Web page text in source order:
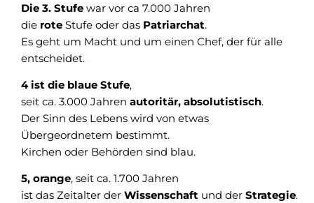
Die 3. Stufe war vor ca 7.000 Jahren
die rote Stufe oder das Patriarchat.
Es geht um Macht und um einen Chef, der für alle
entscheidet.
4 ist die blaue Stufe,
seit ca. 3.000 Jahren autoritär, absolutistisch.
Der Sinn des Lebens wird von etwas
Übergeordnetem bestimmt.
Kirchen oder Behörden sind blau.
5, orange, seit ca. 1.700 Jahren
ist das Zeitalter der Wissenschaft und der Strategie.